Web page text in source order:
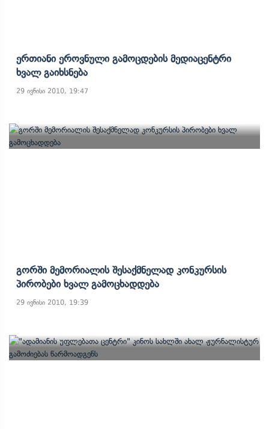
Ერთიანი Ეროვნული Გამოცდების Მედიაცენტრი
Ხვალ Გაიხსნება
29 ივნისი 2010, 19:47
Გორში Მემორიალის Შესაქმნელად Კონკურსის
Პირობები Ხვალ Გამოცხადდება
29 ივნისი 2010, 19:39